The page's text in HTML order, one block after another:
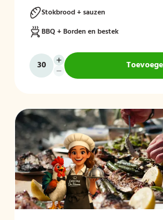
Stokbrood + sauzen
BBQ + Borden en bestek